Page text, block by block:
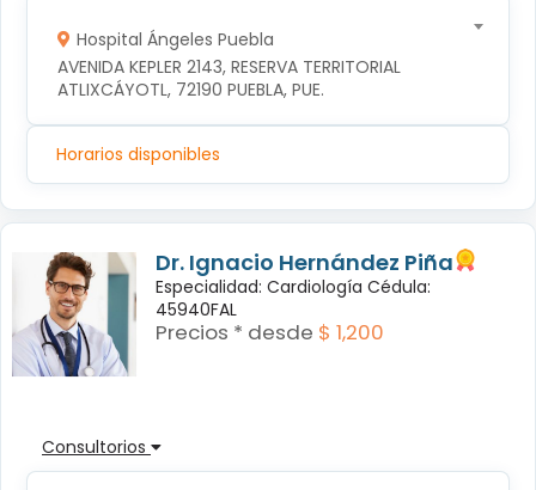
Hospital Ángeles Puebla
AVENIDA KEPLER 2143, RESERVA TERRITORIAL
ATLIXCÁYOTL, 72190 PUEBLA, PUE.
Horarios disponibles
Dr. Ignacio Hernández Piña
Especialidad: Cardiología Cédula:
45940FAL
Precios * desde $ 1,200
Consultorios